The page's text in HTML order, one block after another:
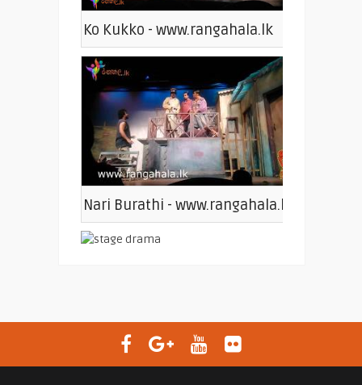
Ko Kukko - www.rangahala.lk
Nari Burathi - www.rangahala.lk